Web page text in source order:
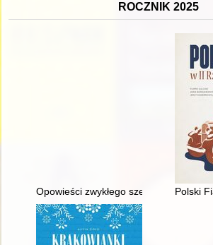
ROCZNIK 2025
Opowieści zwykłego szeregowcaPolski